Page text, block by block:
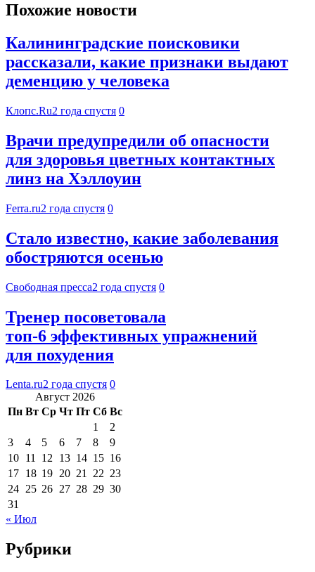
Похожие новости
Калининградские поисковики
рассказали, какие признаки выдают
деменцию у человека
Клопс.Ru2 года спустя 0
Врачи предупредили об опасности
для здоровья цветных контактных
линз на Хэллоуин
Ferra.ru2 года спустя 0
Стало известно, какие заболевания
обостряются осенью
Свободная пресса2 года спустя 0
Тренер посоветовала
топ-6 эффективных упражнений
для похудения
Lenta.ru2 года спустя 0
Август 2026
Пн Вт Ср Чт Пт Сб Вс
1
2
3
4 5 6 7 8
9
10 11 12 13 14 15 16
17 18 19 20 21 22 23
24 25 26 27 28 29 30
31
« Июл
Рубрики